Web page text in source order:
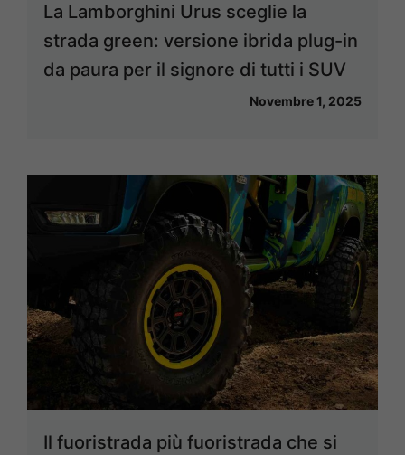
La Lamborghini Urus sceglie la
strada green: versione ibrida plug-in
da paura per il signore di tutti i SUV
Novembre 1, 2025
Il fuoristrada più fuoristrada che si